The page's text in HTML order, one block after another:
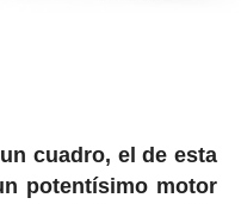
cuadro, el de esta
potentísimo motor